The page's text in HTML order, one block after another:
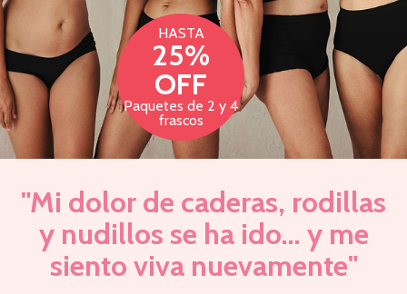
HASTA
25%
OFF
Paquetes de 2 y 4
frascos
"Mi dolor de caderas, rodillas
y nudillos se ha ido... y me
siento viva nuevamente"